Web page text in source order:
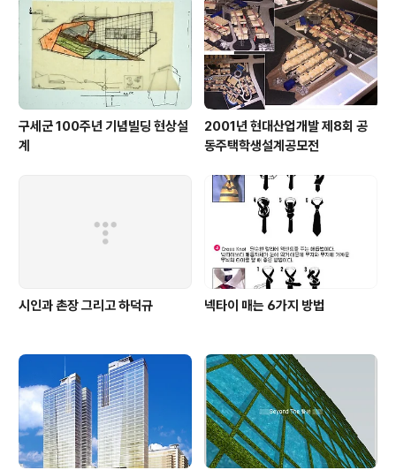
구세군 100주년 기념빌딩 현상설
계
2001년 현대산업개발 제8회 공
동주택학생설계공모전
시인과 촌장 그리고 하덕규 넥타이 매는 6가지 방법